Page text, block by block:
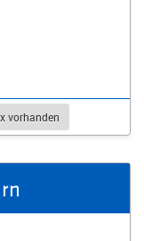
vorhanden